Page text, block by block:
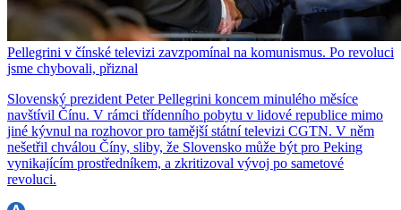
Pellegrini v čínské televizi zavzpomínal na komunismus. Po revoluci
jsme chybovali, přiznal
Slovenský prezident Peter Pellegrini koncem minulého měsíce
navštívil Čínu. V rámci třídenního pobytu v lidové republice mimo
jiné kývnul na rozhovor pro tamější státní televizi CGTN. V něm
nešetřil chválou Číny, sliby, že Slovensko může být pro Peking
vynikajícím prostředníkem, a zkritizoval vývoj po sametové
revoluci.